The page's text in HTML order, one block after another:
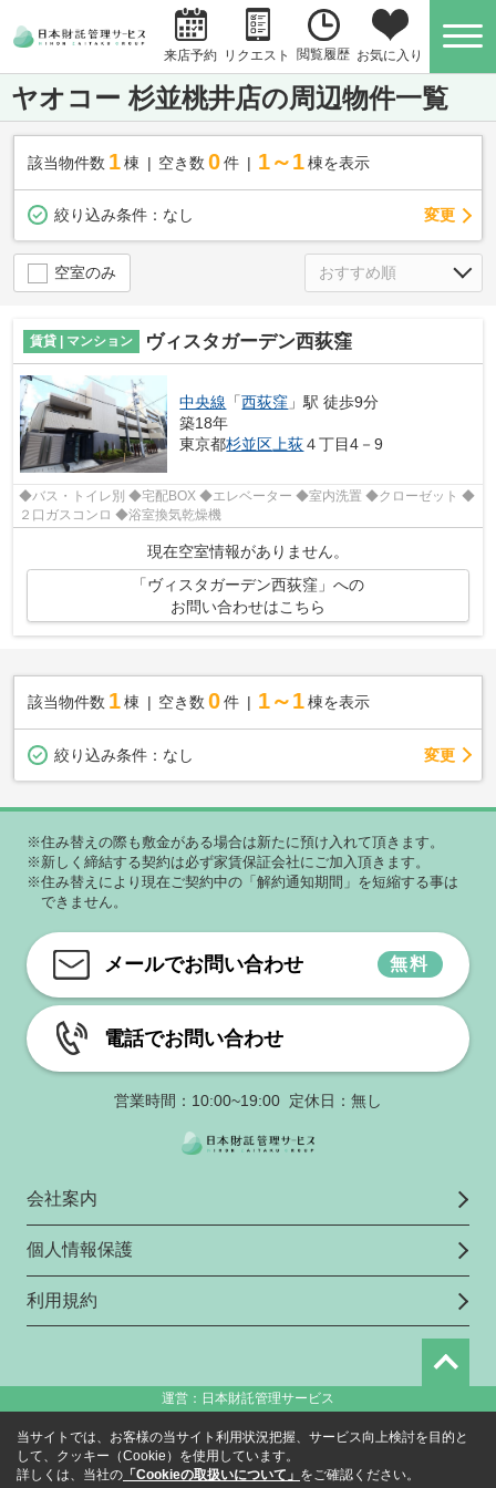
来店予約 リクエスト 閲覧履歴 お気に入り
ヤオコー 杉並桃井店の周辺物件一覧
該当物件数 1棟 空き数 0 件 1～1 棟を表示
絞り込み条件： なし 変更
空室のみ
賃貸 | マンション ヴィスタガーデン西荻窪
中央線 「西荻窪 」駅 徒歩9分
築18年
東京都杉並区上荻４丁目4－9
◆バス・トイレ別 ◆宅配BOX ◆エレベーター ◆室内洗置 ◆クローゼット ◆
２口ガスコンロ ◆浴室換気乾燥機
現在空室情報がありません。
「ヴィスタガーデン西荻窪」への
お問い合わせはこちら
該当物件数 1棟 空き数 0 件 1～1 棟を表示
絞り込み条件： なし 変更
※住み替えの際も敷金がある場合は新たに預け入れて頂きます。
※新しく締結する契約は必ず家賃保証会社にご加入頂きます。
※住み替えにより現在ご契約中の「解約通知期間」を短縮する事は
できません。
メールでお問い合わせ 無料
電話でお問い合わせ
営業時間：10:00~19:00 定休日：無し
会社案内
個人情報保護
利用規約
運営：日本財託管理サービス
当サイトでは、お客様の当サイト利用状況把握、サービス向上検討を目的と
して、クッキー（Cookie）を使用しています。
詳しくは、当社の 「Cookieの取扱いについて」 をご確認ください。